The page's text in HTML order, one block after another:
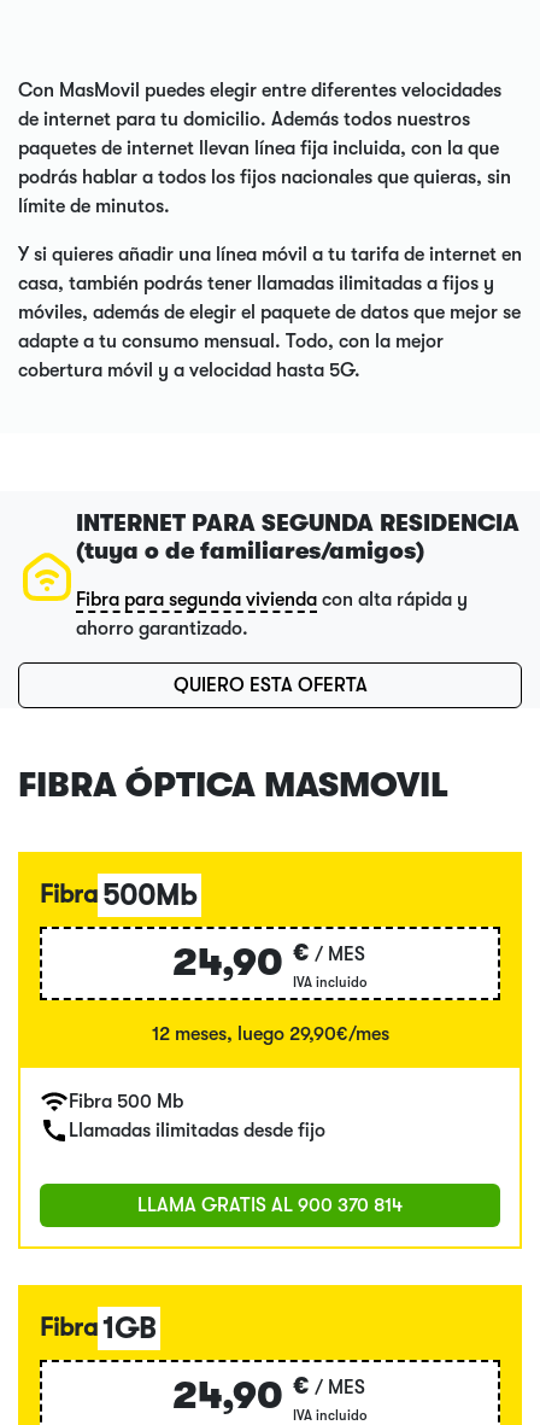
Con MasMovil puedes elegir entre diferentes velocidades
de internet para tu domicilio. Además todos nuestros
paquetes de internet llevan línea fija incluida, con la que
podrás hablar a todos los fijos nacionales que quieras, sin
límite de minutos.
Y si quieres añadir una línea móvil a tu tarifa de internet en
casa, también podrás tener llamadas ilimitadas a fijos y
móviles, además de elegir el paquete de datos que mejor se
adapte a tu consumo mensual. Todo, con la mejor
cobertura móvil y a velocidad hasta 5G.
INTERNET PARA SEGUNDA RESIDENCIA
(tuya o de familiares/amigos)
Fibra para segunda vivienda con alta rápida y
ahorro garantizado.
QUIERO ESTA OFERTA
FIBRA ÓPTICA MASMOVIL
Fibra 500Mb
24,90 € / MES
IVA incluido
12 meses, luego 29,90€/mes
Fibra 500 Mb
Llamadas ilimitadas desde fijo
LLAMA GRATIS AL 900 370 814
Fibra1GB
24,90 € / MES
IVA incluido